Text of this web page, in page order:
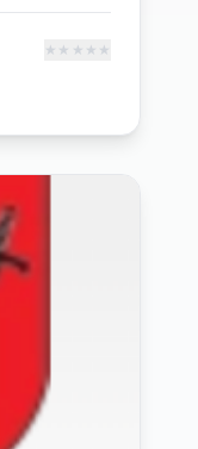
★ ★ ★ ★ ★